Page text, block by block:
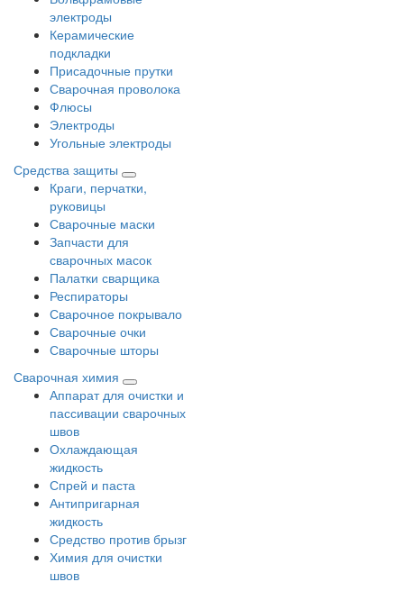
электроды
Керамические
подкладки
Присадочные прутки
Сварочная проволока
Флюсы
Электроды
Угольные электроды
Средства защиты
Краги, перчатки,
руковицы
Сварочные маски
Запчасти для
сварочных масок
Палатки сварщика
Респираторы
Сварочное покрывало
Сварочные очки
Сварочные шторы
Сварочная химия
Аппарат для очистки и
пассивации сварочных
швов
Охлаждающая
жидкость
Спрей и паста
Антипригарная
жидкость
Средство против брызг
Химия для очистки
швов